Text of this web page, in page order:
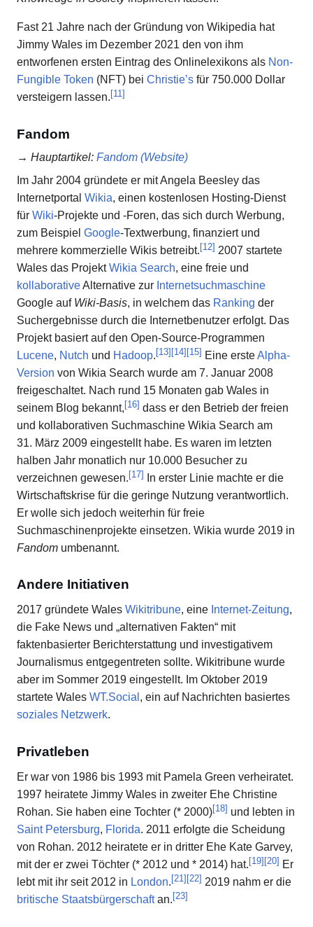
Fast 21 Jahre nach der Gründung von Wikipedia hat
Jimmy Wales im Dezember 2021 den von ihm
entworfenen ersten Eintrag des Onlinelexikons als Non-
Fungible Token (NFT) bei Christie’s für 750.000 Dollar
versteigern lassen. [11 ]
Fandom
→ Hauptartikel: Fandom (Website)
Im Jahr 2004 gründete er mit Angela Beesley das
Internetportal Wikia, einen kostenlosen Hosting-Dienst
für Wiki-Projekte und -Foren, das sich durch Werbung,
zum Beispiel Google-Textwerbung, finanziert und
mehrere kommerzielle Wikis betreibt.[12] 2007 startete
Wales das ProjektWikia Search, eine freie und
kollaborativeAlternative zur Internetsuchmaschine
Google auf Wiki-Basis, in welchem das Ranking der
Suchergebnisse durch die Internetbenutzer erfolgt. Das
Projekt basiert auf den Open-Source-Programmen
Lucene, Nutch und Hadoop.[13][14][15] Eine ersteAlpha-
Version von Wikia Search wurde am 7. Januar 2008
freigeschaltet. Nach rund 15 Monaten gab Wales in
seinem Blog bekannt,[16] dass er den Betrieb der freien
und kollaborativen Suchmaschine Wikia Search am
31. März 2009 eingestellt habe. Es waren im letzten
halben Jahr monatlich nur 10.000 Besucher zu
verzeichnen gewesen.[17]
In erster Linie machte er die
Wirtschaftskrise für die geringe Nutzung verantwortlich.
Er wolle sich jedoch weiterhin für freie
Suchmaschinenprojekte einsetzen. Wikia wurde 2019 in
Fandom umbenannt.
Andere Initiativen
2017 gründete Wales Wikitribune, eine Internet-Zeitung,
die Fake News und „alternativen Fakten“ mit
faktenbasierter Berichterstattung und investigativem
Journalismus entgegentreten sollte. Wikitribune wurde
aber im Sommer 2019 eingestellt. Im Oktober 2019
startete Wales WT.Social , ein auf Nachrichten basiertes
soziales Netzwerk.
Privatleben
Er war von 1986 bis 1993 mit Pamela Green verheiratet.
1997 heiratete Jimmy Wales in zweiter Ehe Christine
Rohan. Sie haben eine Tochter (* 2000)[18] und lebten in
Saint Petersburg, Florida. 2011 erfolgte die Scheidung
von Rohan. 2012 heiratete er in dritter Ehe Kate Garvey,
mit der er zwei Töchter (* 2012 und * 2014) hat.[19][20] Er
lebt mit ihr seit 2012 in London.[21][22] 2019 nahm er die
britische Staatsbürgerschaftan.[23]